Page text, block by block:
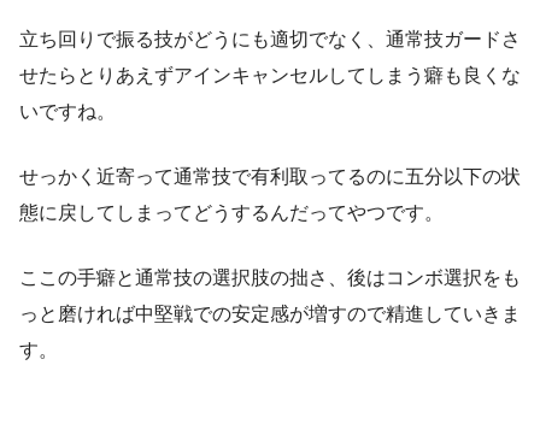
立ち回りで振る技がどうにも適切でなく、通常技ガードさ
せたらとりあえずアインキャンセルしてしまう癖も良くな
いですね。
せっかく近寄って通常技で有利取ってるのに五分以下の状
態に戻してしまってどうするんだってやつです。
ここの手癖と通常技の選択肢の拙さ、後はコンボ選択をも
っと磨ければ中堅戦での安定感が増すので精進していきま
す。